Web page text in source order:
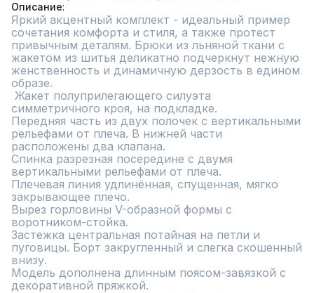
Описание
Яркий акцентный комплект - идеальный пример
сочетания комфорта и стиля, а также протест
привычным деталям. Брюки из льняной ткани с
жакетом из шитья деликатно подчеркнут нежную
женственность и динамичную дерзость в едином
образе.
симметричного кроя, на подкладке.
Передняя часть из двух полочек с вертикальными
рельефами от плеча. В нижней части
расположены два клапана.
Спинка разрезная посередине с двумя
вертикальными рельефами от плеча.
Плечевая линия удлинённая, спущенная, мягко
закрывающее плечо.
Вырез горловины V-образной формы с
воротником-стойка.
Застежка центральная потайная на петли и
пуговицы. Борт закругленный и слегка скошенный
внизу.
Модель дополнена длинным поясом-завязкой с
декоративной пряжкой.